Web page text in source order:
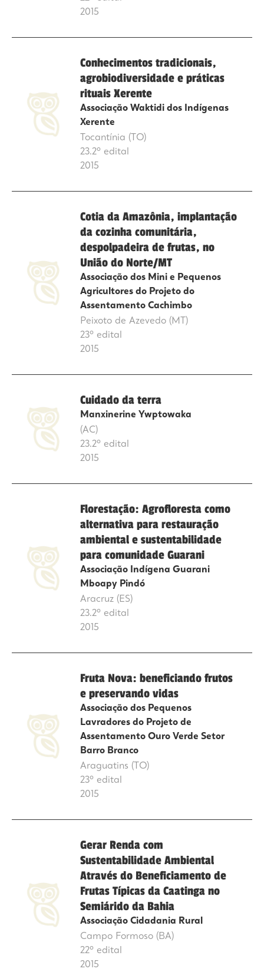
2015
Conhecimentos tradicionais,
agrobiodiversidade e práticas
rituais Xerente
Associação Waktidi dos Indígenas
Xerente
Tocantínia (TO)
23.2º edital
2015
Cotia da Amazônia, implantação
da cozinha comunitária,
despolpadeira de frutas, no
União do Norte/MT
Associação dos Mini e Pequenos
Agricultores do Projeto do
Assentamento Cachimbo
Peixoto de Azevedo (MT)
23º edital
2015
Cuidado da terra
Manxinerine Ywptowaka
(AC)
23.2º edital
2015
Florestação: Agrofloresta como
alternativa para restauração
ambiental e sustentabilidade
para comunidade Guarani
Associação Indígena Guarani
Mboapy Pindó
Aracruz (ES)
23.2º edital
2015
Fruta Nova: beneficiando frutos
e preservando vidas
Associação dos Pequenos
Lavradores do Projeto de
Assentamento Ouro Verde Setor
Barro Branco
Araguatins (TO)
23º edital
2015
Gerar Renda com
Sustentabilidade Ambiental
Através do Beneficiamento de
Frutas Típicas da Caatinga no
Semiárido da Bahia
Associação Cidadania Rural
Campo Formoso (BA)
22º edital
2015